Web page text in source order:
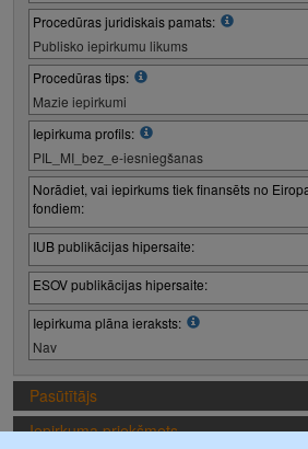
Procedūras juridiskais pamats:
Publisko iepirkumu likums
Procedūras tips:
Mazie iepirkumi
Iepirkuma profils:
PIL_MI_bez_e-iesniegšanas
Norādiet, vai iepirkums tiek finansēts no
fondiem:
IUB publikācijas hipersaite:
ESOV publikācijas hipersaite:
Iepirkuma plāna ieraksts:
Nav
Pasūtītājs
Iepirkuma priekšmets